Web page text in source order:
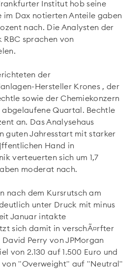
Institut hob seine
im Dax notierten Anteile gaben
nach. Die Analysten der
RBC sprachen von
der
Hersteller Krones , der
sowie der Chemiekonzern
Quartal. Bechtle
an. Das Analysehaus
guten Jahresstart mit starker
Hand in
verteuerten sich um 1,7
moderat nach.
nach dem Kursrutsch am
unter Druck mit minus
Januar intakte
sich damit in verschÃ¤rfter
Perry von JPMorgan
von 2.130 auf 1.500 Euro und
von "Overweight" auf "Neutral"